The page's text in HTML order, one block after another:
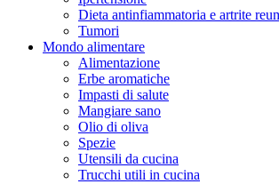
Dieta antinfiammatoria e artrite
Tumori
Mondo alimentare
Alimentazione
Erbe aromatiche
Impasti di salute
Mangiare sano
Olio di oliva
Spezie
Utensili da cucina
Trucchi utili in cucina